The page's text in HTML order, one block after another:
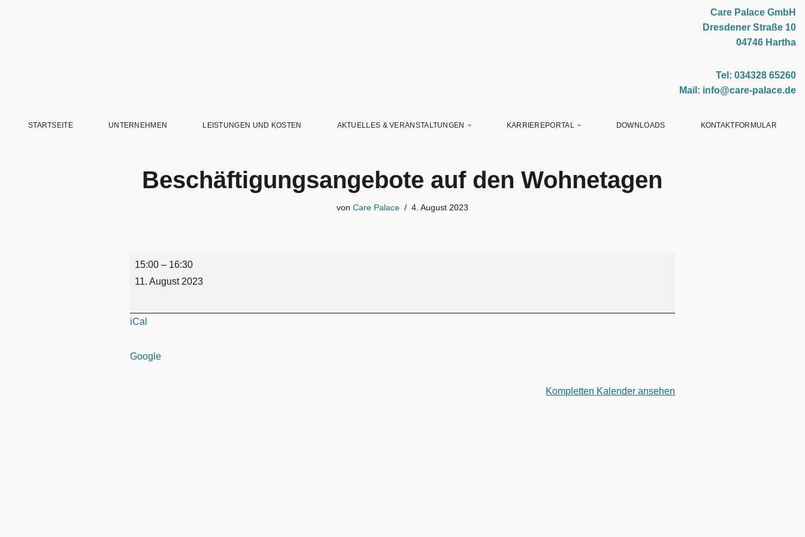
Care Palace GmbH
Dresdener Straße 10
04746 Hartha
Tel: 034328 65260
Mail: info@care-palace.de
STARTSEITE UNTERNEHMEN LEISTUNGEN UND KOSTEN AKTUELLES & VERANSTALTUNGEN KARRIEREPORTAL DOWNLOADS KONTAKTFORMULAR
Beschäftigungsangebote auf den Wohnetagen
von Care Palace 4. August 2023
15:00 – 16:30
11. August 2023
iCal
Google
Kompletten Kalender ansehen